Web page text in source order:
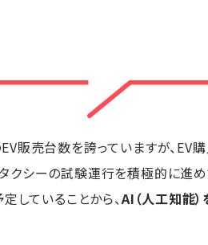
EV販売台数を誇っていますが、
クシーの試験運行を積極的に進
定していることから、AI（人工知能